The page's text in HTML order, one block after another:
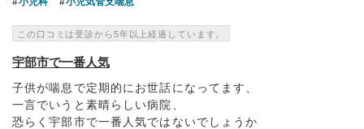
この口コミは受診から5年以上経過しています。
宇部市で一番人気
子供が喘息で定期的にお世話になってます、
一言でいうと素晴らしい病院、
恐らく宇部市で一番人気ではないでしょうか